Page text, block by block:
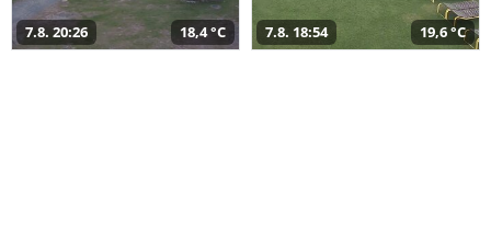
7.8. 20:26 18,4 °C 7.8. 18:54 19,6 °C